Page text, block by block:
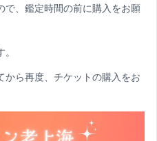
で、鑑定時間の前に購入をお願
から再度、チケットの購入をお